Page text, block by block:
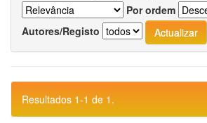
Por ordem
Autores/Registo
Resultados 1-1 de 1.